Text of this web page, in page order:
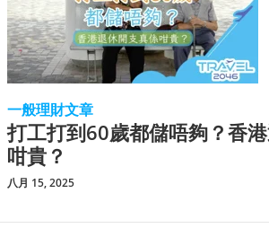
一般理財文章
打工打到60歲都儲唔夠？香
咁貴？
八月 15, 2025